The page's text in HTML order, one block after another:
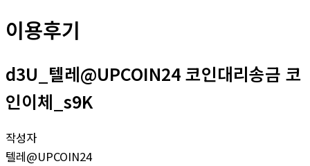
이용후기
d3U_텔레@UPCOIN24 코인대리송금 코
인이체_s9K
작성자
텔레@UPCOIN24